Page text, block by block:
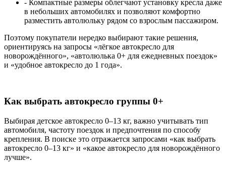
- Компактные размеры облегчают установку кресла даже
в небольших автомобилях и позволяют комфортно
разместить автолюльку рядом со взрослым пассажиром.
Поэтому покупатели нередко выбирают такие решения,
ориентируясь на запросы «лёгкое автокресло для
новорождённого», «автолюлька 0+ для ежедневных поездок»
и «удобное автокресло до 1 года».
Как выбрать автокресло группы 0+
Выбирая детское автокресло 0–13 кг, важно учитывать тип
автомобиля, частоту поездок и предпочтения по способу
крепления. В поиске это отражается запросами «как выбрать
автокресло 0–13 кг» и «какое автокресло для новорождённого
лучше».